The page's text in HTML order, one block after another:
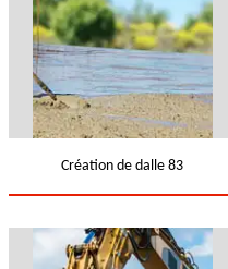
Création de dalle 83